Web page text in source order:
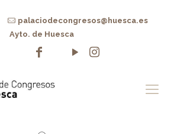
palaciodecongresos@huesca.es
Ayto. de Huesca